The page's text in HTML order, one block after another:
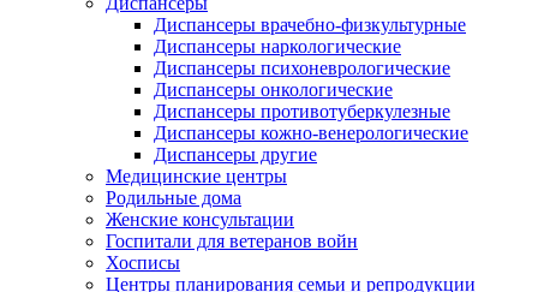
Диспансеры врачебно-физкультурные
Диспансеры наркологические
Диспансеры психоневрологические
Диспансеры онкологические
Диспансеры противотуберкулезные
Диспансеры кожно-венерологические
Диспансеры другие
Медицинские центры
Родильные дома
Женские консультации
Госпитали для ветеранов войн
Хосписы
Центры планирования семьи и репродукции